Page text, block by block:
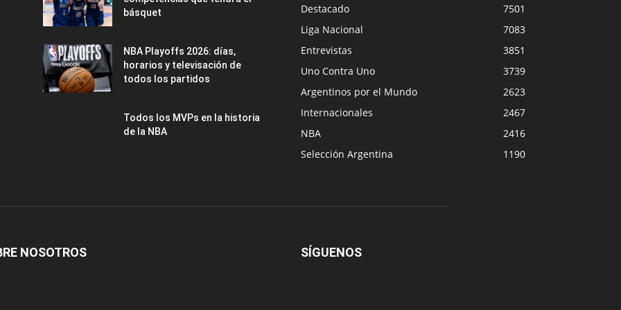
básquet
NBA Playoffs 2026: días,
horarios y televisación de
todos los partidos
Todos los MVPs en la historia
de la NBA
Destacado
7501
Liga Nacional
7083
Entrevistas
3851
Uno Contra Uno
3739
Argentinos por el Mundo
2623
Internacionales
2467
NBA
2416
Selección Argentina
1190
NOSOTROS SÍGUENOS